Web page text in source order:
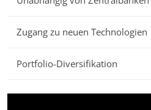
Zugang zu neuen Technologien
Portfolio-Diversifikation